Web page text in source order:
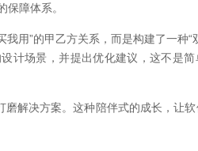
保障体系。
用”的甲乙方关系，而是构建了一种“
计场景，并提出优化建议，这不是简
解决方案。这种陪伴式的成长，让